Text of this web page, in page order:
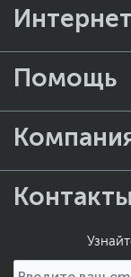
Помощь
Контакты